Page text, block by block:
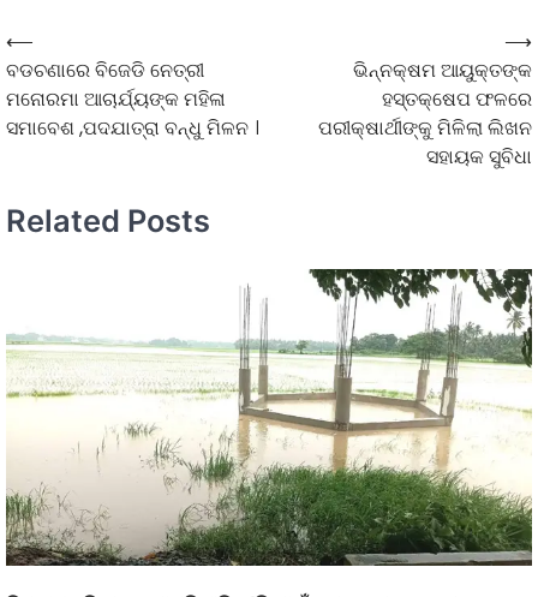
⟵
ବଡଚଣାରେ ବିଜେଡି ନେତ୍ରୀ
ମନୋରମା ଆଚାର୍ଯ୍ୟଙ୍କ ମହିଳା
ସମାବେଶ ,ପଦଯାତ୍ରା ବନ୍ଧୁ ମିଳନ ।
ଭିନ୍ନକ୍ଷମ ଆୟୁକ୍ତଙ୍କ
ହସ୍ତକ୍ଷେପ ଫଳରେ
ପରୀକ୍ଷାର୍ଥୀଙ୍କୁ ମିଳିଲା ଲିଖନ
ସହାୟକ ସୁବିଧା
⟶
Related Posts